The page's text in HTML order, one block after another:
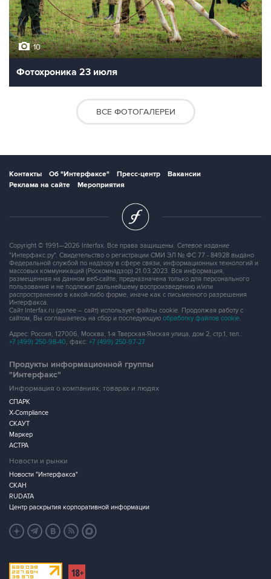
10
Фотохроника 23 июля
ВСЕ ФОТОГАЛЕРЕИ
Контакты Об "Интерфаксе" Пресс-центр
Вакансии
Реклама на сайте
Мероприятия
Copyright © 1991—2026 Interfax. Все права защищены. Сетевое издание
"Интерфакс.ру". Свидетельство о регистрации СМИ ЭЛ № ФС 77 - 84928 выдано
Федеральной службой по надзору в сфере связи, информационных технологий и
массовых коммуникаций (Роскомнадзор) 21.03.2023. Вся информация,
размещенная на данном веб-сайте, предназначена только для персонального
пользования и не подлежит дальнейшему воспроизведению и/или
распространению в какой-либо форме, иначе как с письменного разрешения
Интерфакса.
Сайт Interfax.ru (далее – сайт) использует файлы cookie. Продолжая работу с
сайтом, Вы соглашаетесь на сбор и последующую обработку файлов cookie.
Адрес: Россия, 127006, Москва, 1-я Тверская-Ямская улица, дом 2, стр.1, тел.:
+7 (499) 250-98-40, факс: +7 (499) 250-97-27
Продукты информационной группы
"Интерфакс"
Информация о компаниях, товарах и людях
СПАРК
X-Compliance
СКАУТ
Маркер
АСТРА
Новости и рынки
Новости "Интерфакса"
СКАН
RUDATA
Центр раскрытия корпоративной информации